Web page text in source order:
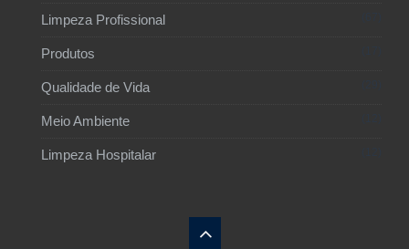
Limpeza Profissional
Produtos
Qualidade de Vida
Meio Ambiente
Limpeza Hospitalar